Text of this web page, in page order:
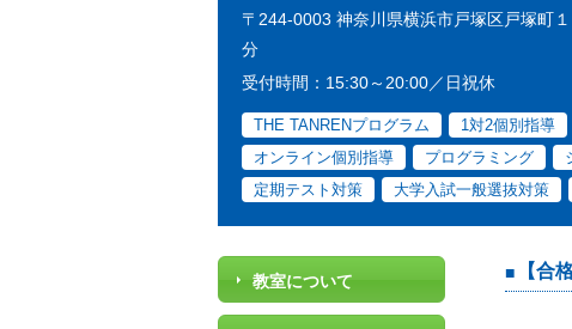
〒244-0003 神奈川県横浜市戸塚区戸塚町
分
受付時間：15:30～20:00／日祝休
THE TANRENプログラム 1対2個別指導
オンライン個別指導
プログラミング
定期テスト対策
大学入試一般選抜対策
【合
教室について